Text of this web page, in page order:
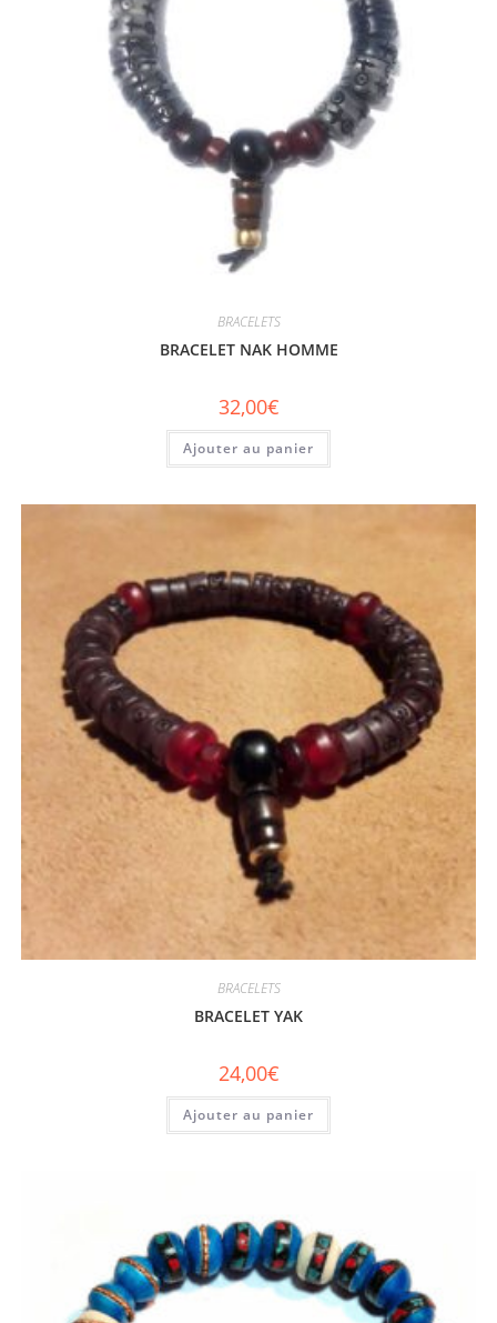
BRACELETS
BRACELET NAK HOMME
32,00€
Ajouter au panier
BRACELETS
BRACELET YAK
24,00€
Ajouter au panier